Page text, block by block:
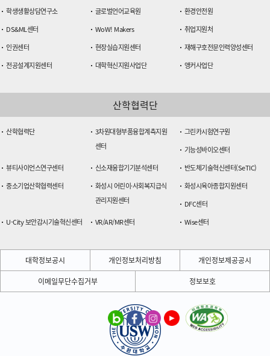
학생생활상담연구소
글로벌언어교육원
환경안전원
DS&ML센터
WoW! Makers
취업지원처
인권센터
현장실습지원센터
재해구호전문인력양성센터
전공설계지원센터
대학혁신지원사업단 앵커사업단
산학협력단
산학협력단
3차원대형부품융합계측지원
센터
그린카시험연구원
기능성바이오센터
뷰티사이언스연구센터
신소재융합기기분석센터
반도체기술혁신센터(SeTIC)
중소기업산학협력센터
화성시 어린이·사회복지급식
관리지원센터
화성시육아종합지원센터
DFC센터
U-City 보안감시기술혁신센터
VR/AR/MR센터 Wise센터
대학정보공시 개인정보처리방침
개인정보제공공시
이메일무단수집거부
정보보호